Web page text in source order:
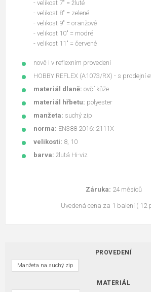
- velikost 7" = žluté
- velikost 8" = zelené
- velikost 9" = oranžové
- velikost 10" = modré
- velikost 11" = červené
nově i v reflexním provedení
HOBBY REFLEX (A1073/RX) - s prodejní
materiál dlaně: ovčí kůže
materiál hřbetu: polyester
manžeta: suchý zip
norma: EN388 2016: 2111X
velikosti: 8, 10
barva: žlutá Hi-viz
Záruka: 24 měsíců
Uvedená cena za 1 balení ( 12
PROVEDENÍ
Manžeta na suchý zip
MATERIÁL